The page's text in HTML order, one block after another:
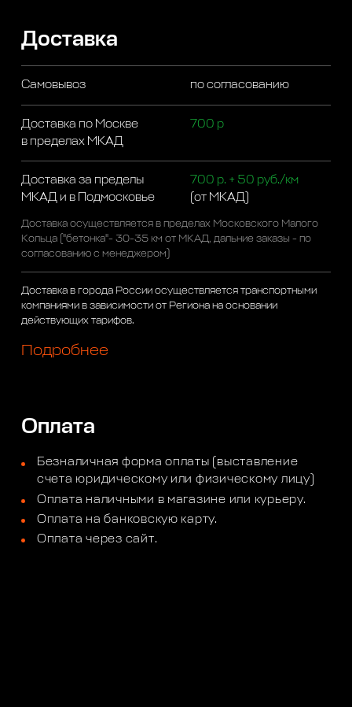
Доставка
Самовывоз по согласованию
Доставка по Москве
в пределах МКАД
700 р
Доставка за пределы
МКАД и в Подмосковье
700 р. + 50 руб./км
(от МКАД)
Доставка осуществляется в пределах Московского Малого
Кольца ("бетонка"- 30-35 км от МКАД, дальние заказы - по
согласованию с менеджером)
Доставка в города России осуществляется транспортными
компаниями в зависимости от Региона на основании
действующих тарифов.
Подробнее
Оплата
Безналичная форма оплаты (выставление
счета юридическому или физическому лицу)
Оплата наличными в магазине или курьеру.
Оплата на банковскую карту.
Оплата через сайт.